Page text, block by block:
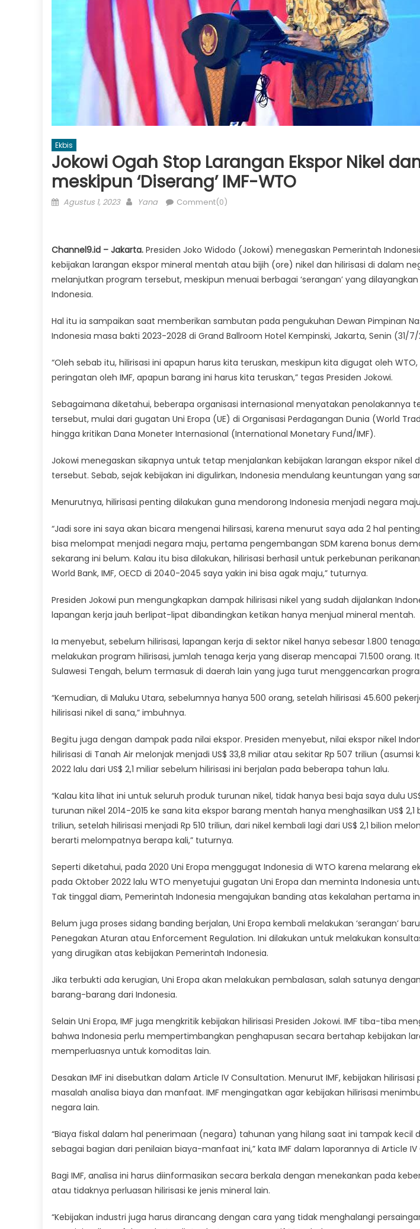
Ekbis
Jokowi Ogah Stop Larangan Ekspor Nikel
meskipun ‘Diserang’ IMF-WTO
Posted
Agustus 1, 2023 Author
Yana Comment(0)
Channel9.id – Jakarta. Presiden Joko Widodo (Jokowi) menegaskan Pemerintah
kebijakan larangan ekspor mineral mentah atau bijih (ore) nikel dan hilirisasi di dalam
melanjutkan program tersebut, meskipun menuai berbagai ‘serangan’ yang
Indonesia.
Hal itu ia sampaikan saat memberikan sambutan pada pengukuhan Dewan Pimpinan
Indonesia masa bakti 2023-2028 di Grand Ballroom Hotel Kempinski, Jakarta, Senin (31/
“Oleh sebab itu, hilirisasi ini apapun harus kita teruskan, meskipun kita digugat oleh
peringatan oleh IMF, apapun barang ini harus kita teruskan,” tegas Presiden Jokowi.
Sebagaimana diketahui, beberapa organisasi internasional menyatakan penolakannya
tersebut, mulai dari gugatan Uni Eropa (UE) di Organisasi Perdagangan Dunia (World
hingga kritikan Dana Moneter Internasional (International Monetary Fund/IMF).
Jokowi menegaskan sikapnya untuk tetap menjalankan kebijakan larangan ekspor nikel
tersebut. Sebab, sejak kebijakan ini digulirkan, Indonesia mendulang keuntungan yang
Menurutnya, hilirisasi penting dilakukan guna mendorong Indonesia menjadi negara
“Jadi sore ini saya akan bicara mengenai hilirsasi, karena menurut saya ada 2 hal
bisa melompat menjadi negara maju, pertama pengembangan SDM karena bonus
sekarang ini belum. Kalau itu bisa dilakukan, hilirisasi berhasil untuk perkebunan
World Bank, IMF, OECD di 2040-2045 saya yakin ini bisa agak maju,” tuturnya.
Presiden Jokowi pun mengungkapkan dampak hilirisasi nikel yang sudah dijalankan
lapangan kerja jauh berlipat-lipat dibandingkan ketikan hanya menjual mineral mentah.
Ia menyebut, sebelum hilirisasi, lapangan kerja di sektor nikel hanya sebesar 1.800
melakukan program hilirisasi, jumlah tenaga kerja yang diserap mencapai 71.500 orang.
Sulawesi Tengah, belum termasuk di daerah lain yang juga turut menggencarkan
“Kemudian, di Maluku Utara, sebelumnya hanya 500 orang, setelah hilirisasi 45.600
hilirisasi nikel di sana,” imbuhnya.
Begitu juga dengan dampak pada nilai ekspor. Presiden menyebut, nilai ekspor nikel
hilirisasi di Tanah Air melonjak menjadi US$ 33,8 miliar atau sekitar Rp 507 triliun (asumsi
2022 lalu dari US$ 2,1 miliar sebelum hilirisasi ini berjalan pada beberapa tahun lalu.
“Kalau kita lihat ini untuk seluruh produk turunan nikel, tidak hanya besi baja saya dulu
turunan nikel 2014-2015 ke sana kita ekspor barang mentah hanya menghasilkan US$ 2,1
triliun, setelah hilirisasi menjadi Rp 510 triliun, dari nikel kembali lagi dari US$ 2,1 bilion
berarti melompatnya berapa kali,” tuturnya.
Seperti diketahui, pada 2020 Uni Eropa menggugat Indonesia di WTO karena melarang
pada Oktober 2022 lalu WTO menyetujui gugatan Uni Eropa dan meminta Indonesia
Tak tinggal diam, Pemerintah Indonesia mengajukan banding atas kekalahan pertama
Belum juga proses sidang banding berjalan, Uni Eropa kembali melakukan ‘serangan’
Penegakan Aturan atau Enforcement Regulation. Ini dilakukan untuk melakukan
yang dirugikan atas kebijakan Pemerintah Indonesia.
Jika terbukti ada kerugian, Uni Eropa akan melakukan pembalasan, salah satunya
barang-barang dari Indonesia.
Selain Uni Eropa, IMF juga mengkritik kebijakan hilirisasi Presiden Jokowi. IMF tiba-tiba
bahwa Indonesia perlu mempertimbangkan penghapusan secara bertahap kebijakan
memperluasnya untuk komoditas lain.
Desakan IMF ini disebutkan dalam Article IV Consultation. Menurut IMF, kebijakan
masalah analisa biaya dan manfaat. IMF mengingatkan agar kebijakan hilirisasi
negara lain.
“Biaya fiskal dalam hal penerimaan (negara) tahunan yang hilang saat ini tampak kecil
sebagai bagian dari penilaian biaya-manfaat ini,” kata IMF dalam laporannya di Article
Bagi IMF, analisa ini harus diinformasikan secara berkala dengan menekankan pada
atau tidaknya perluasan hilirisasi ke jenis mineral lain.
“Kebijakan industri juga harus dirancang dengan cara yang tidak menghalangi